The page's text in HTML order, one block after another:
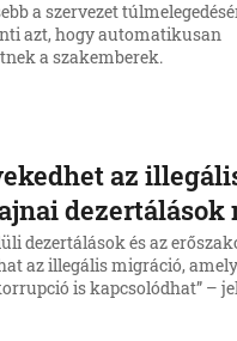
a szervezet
azt, hogy automatikusan
a szakemberek.
az
dezertálások
dezertálások és az
az illegális migráció,
is kapcsolódhat” –
(Hlas-SD).